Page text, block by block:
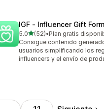
IGF ‑ Influencer Gift Form
5.0de 5 estrellas
(52)
52 reseñas en total
•Plan gratis
Consigue contenido
usuarios simplificando los
influencers y el envío de